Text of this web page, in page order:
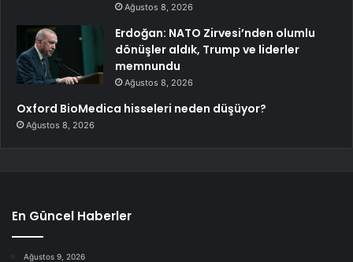
Ağustos 8, 2026
Erdoğan: NATO Zirvesi’nden olumlu
dönüşler aldık, Trump ve liderler
memnundu
Ağustos 8, 2026
Oxford BioMedica hisseleri neden düşüyor?
Ağustos 8, 2026
En Güncel Haberler
Ağustos 9, 2026